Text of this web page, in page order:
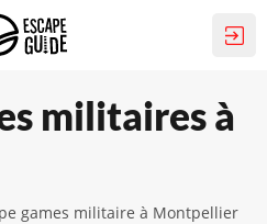
militaires à
games militaire à Montpellier